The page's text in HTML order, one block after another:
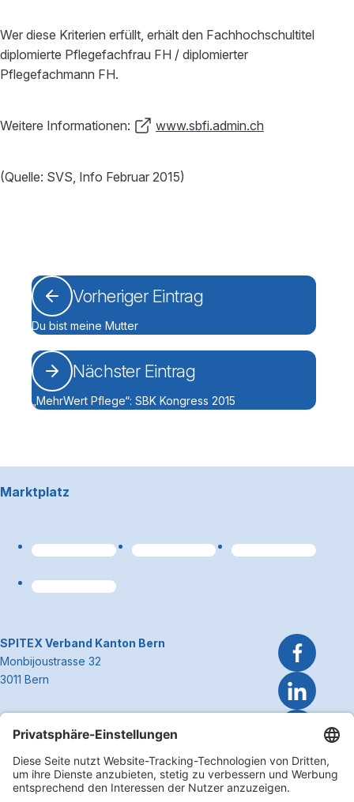
Wer diese Kriterien erfüllt, erhält den Fachhochschultitel
diplomierte Pflegefachfrau FH / diplomierter
Pflegefachmann FH.
Weitere Informationen: www.sbfi.admin.ch
(Quelle: SVS, Info Februar 2015)
Vorheriger Eintrag
Du bist meine Mutter
Nächster Eintrag
„MehrWert Pflege“: SBK Kongress 2015
Marktplatz
~Kontaktinformationen
SPITEX Verband Kanton Bern
Monbijoustrasse 32
3011 Bern
E-Mailinfo@spitexbe.ch
Kontakt